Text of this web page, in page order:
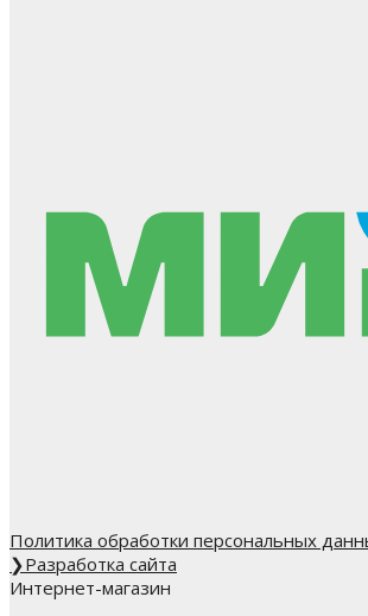
Политика обработки персональных
❯Разработка сайта
Интернет-магазин